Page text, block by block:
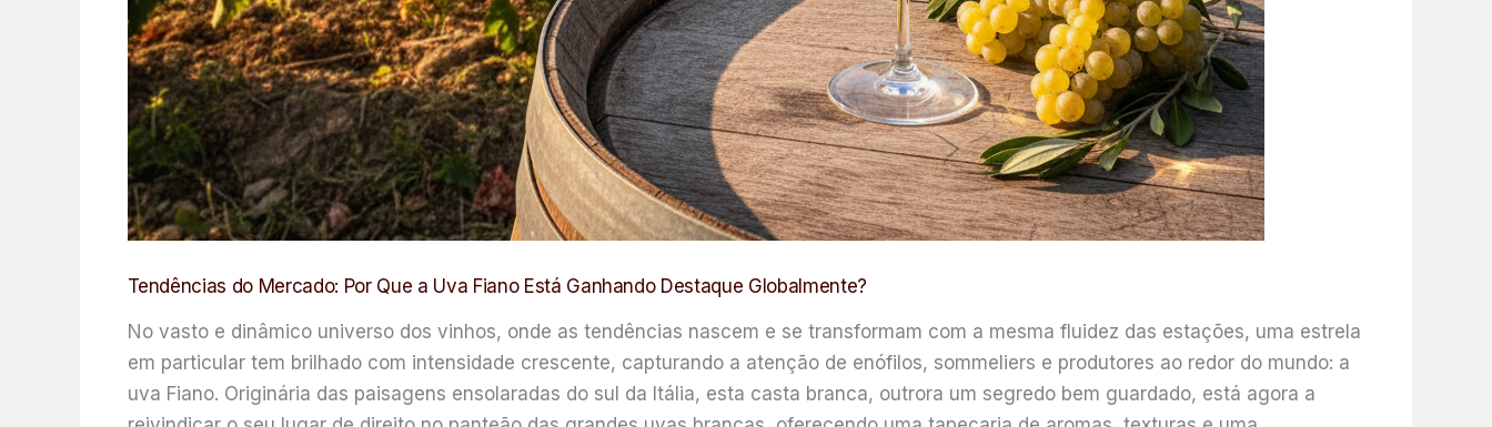
Tendências do Mercado: Por Que a Uva Fiano Está Ganhando Destaque Globalmente?
No vasto e dinâmico universo dos vinhos, onde as tendências nascem e se transformam com a mesma fluidez das estações, uma estrela
em particular tem brilhado com intensidade crescente, capturando a atenção de enófilos, sommeliers e produtores ao redor do mundo: a
uva Fiano. Originária das paisagens ensolaradas do sul da Itália, esta casta branca, outrora um segredo bem guardado, está agora a